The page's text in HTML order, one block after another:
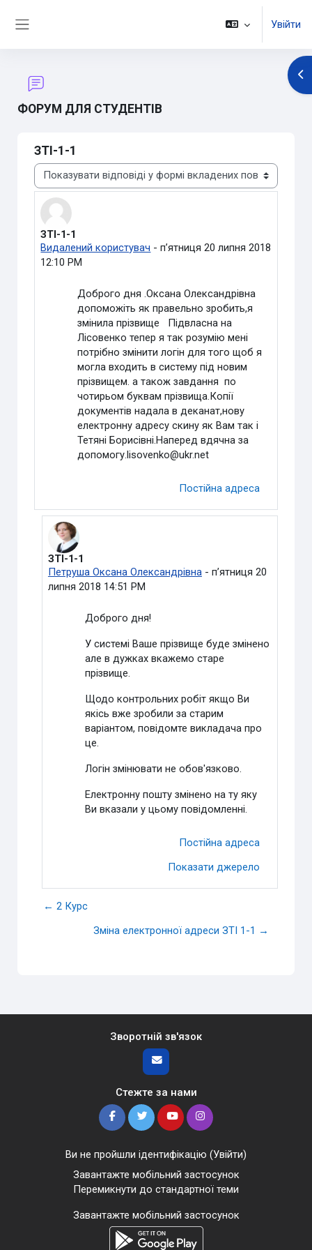
Увійти
ФОРУМ ДЛЯ СТУДЕНТІВ
ЗТІ-1-1
Тип показу
ЗТІ-1-1
Видалений користувач -пʼятниця 20 липня 2018
12:10 PM
Кількість відповідей: 1
Доброго дня .Оксана Олександрівна
допоможіть як правельно зробить,я
змінила прізвище Підвласна на
Лісовенко тепер я так розумію мені
потрібно змінити логін для того щоб я
могла входить в систему під новим
прізвищем. а також завдання по
чотирьом буквам прізвища.Копії
документів надала в деканат,нову
електронну адресу скину як Вам так і
Тетяні Борисівні.Наперед вдячна за
допомогу.lisovenko@ukr.net
Постійна адреса
У відповідь на Видалений користувач
ЗТІ-1-1
Петруша Оксана Олександрівна- пʼятниця 20
липня 2018 14:51 PM
Доброго дня!
У системі Ваше прізвище буде змінено
але в дужках вкажемо старе
прізвище.
Щодо контрольних робіт якщо Ви
якісь вже зробили за старим
варіантом, повідомте викладача про
це.
Логін змінювати не обов'язково.
Електронну пошту змінено на ту яку
Ви вказали у цьому повідомленні.
Постійна адреса
Показати джерело
← 2 Курс
Зміна електронної адреси ЗТІ 1-1 →
Зворотній зв'язок
Стежте за нами
Ви не пройшли ідентифікацію (Увійти)
Завантажте мобільний застосунок
Перемикнути до стандартної теми
Завантажте мобільний застосунок